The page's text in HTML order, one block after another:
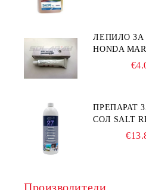
ЛЕПИЛО ЗА
HONDA
ПРЕПАРАТ
СОЛ SALT
NAUTIC
Производители